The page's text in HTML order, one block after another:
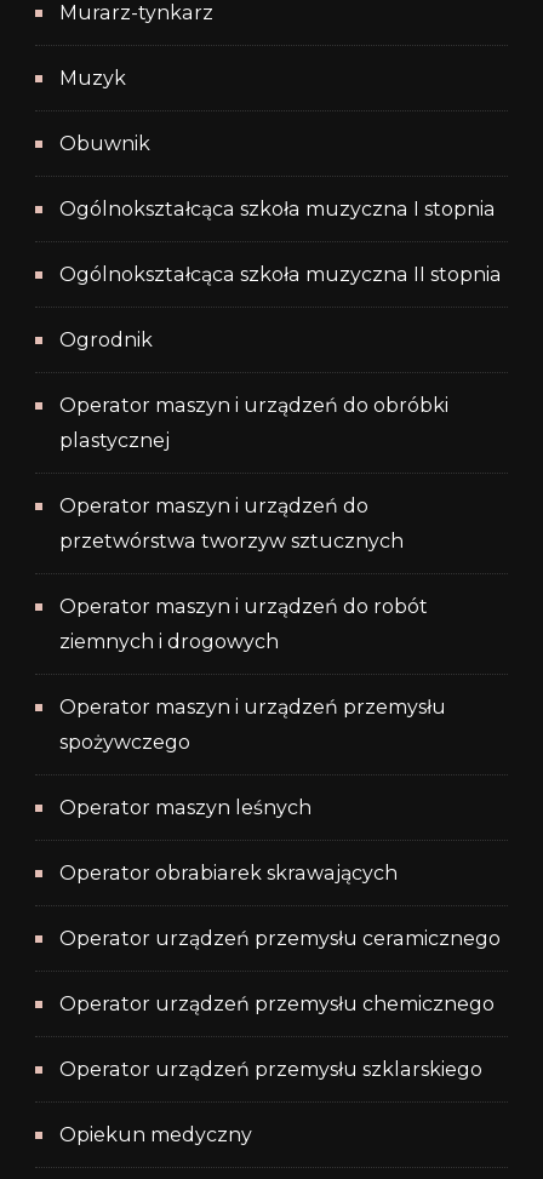
Murarz-tynkarz
Muzyk
Obuwnik
Ogólnokształcąca szkoła muzyczna I stopnia
Ogólnokształcąca szkoła muzyczna II stopnia
Ogrodnik
Operator maszyn i urządzeń do obróbki
plastycznej
Operator maszyn i urządzeń do
przetwórstwa tworzyw sztucznych
Operator maszyn i urządzeń do robót
ziemnych i drogowych
Operator maszyn i urządzeń przemysłu
spożywczego
Operator maszyn leśnych
Operator obrabiarek skrawających
Operator urządzeń przemysłu ceramicznego
Operator urządzeń przemysłu chemicznego
Operator urządzeń przemysłu szklarskiego
Opiekun medyczny